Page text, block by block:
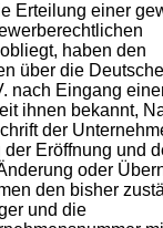
Erteilung einer
haben den
über die
nach Eingang
ihnen bekannt,
der
Eröffnung und
oder
den bisher
und die